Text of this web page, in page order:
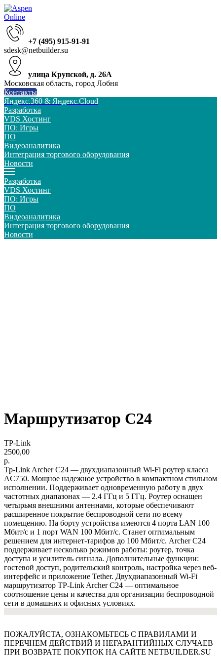
+7 (495) 915-91-91
sdesk@netbuilder.su
улица Крупской, д. 26А
Московская область, город Лобня
Контакты
Яндекс.360 & Яндекс.Cloud
Разработка
VDS Хостинг
ПО: Игры
ПО
Видеоаналитика
Интеграция торгового оборудования
Новости
Разработка
VDS Хостинг
ПО: Игры
ПО
Видеоаналитика
Интеграция торгового оборудования
Новости
Маршрутизатор C24
TP-Link
2500,00
р.
Tp-Link Archer C24 — двухдиапазонный Wi-Fi роутер класса
AC750. Мощное надежное устройство в компактном стильном
исполнении. Поддерживает одновременную работу в двух
частотных диапазонах — 2.4 ГГц и 5 ГГц. Роутер оснащен
четырьмя внешними антеннами, которые обеспечивают
расширенное покрытие беспроводной сети по всему
помещению. На борту устройства имеются 4 порта LAN 100
Мбит/с и 1 порт WAN 100 Мбит/с. Станет оптимальным
решением для интернет-тарифов до 100 Мбит/с. Archer C24
поддерживает несколько режимов работы: роутер, точка
доступа и усилитель сигнала. Дополнительные функции:
гостевой доступ, родительский контроль, настройка через веб-
интерфейс и приложение Tether. Двухдиапазонный Wi-Fi
маршрутизатор TP-Link Archer C24 — оптимальное
соотношение цены и качества для организации беспроводной
сети в домашних и офисных условиях.
ПОЖАЛУЙСТА, ОЗНАКОМЬТЕСЬ С ПРАВИЛАМИ И
ПЕРЕЧНЕМ ДЕЙСТВИЙ И НЕГАРАНТИЙНЫХ СЛУЧАЕВ
ПРИ ВОЗВРАТЕ ПОКУПОК НА САЙТЕ NETBUILDER.SU